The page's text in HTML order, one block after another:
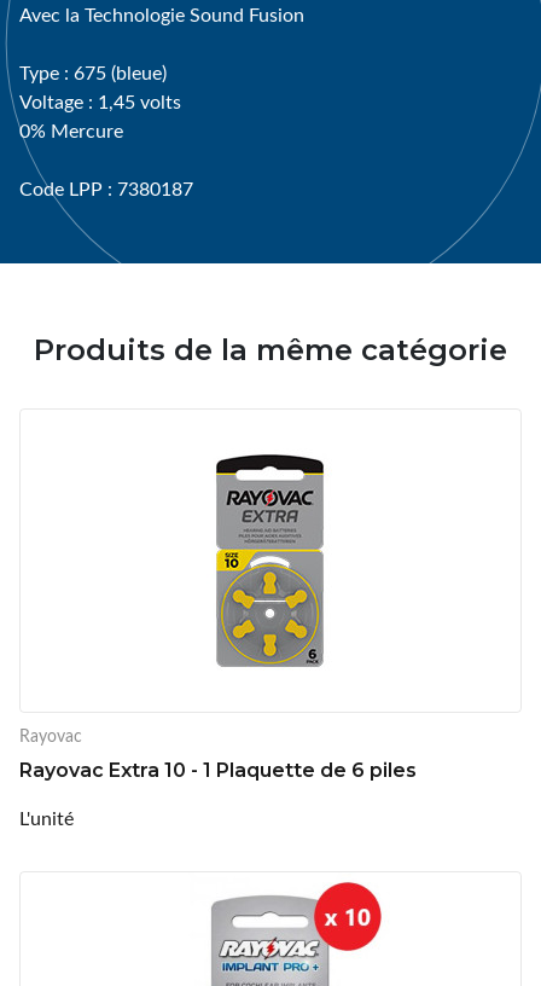
Avec la Technologie Sound Fusion
Type : 675 (bleue)
Voltage : 1,45 volts
0% Mercure
Code LPP : 7380187
Produits de la même catégorie
Rayovac
Rayovac Extra 10 - 1 Plaquette de 6 piles
L'unité